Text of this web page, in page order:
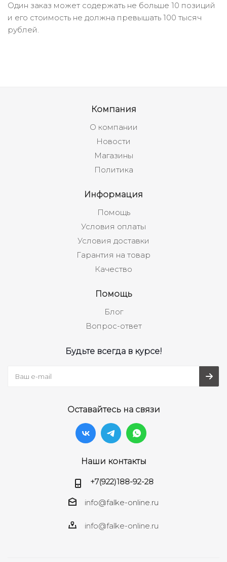
Один заказ может содержать не больше 10 позиций
и его стоимость не должна превышать 100 тысяч
рублей.
Компания
О компании
Новости
Магазины
Политика
Информация
Помощь
Условия оплаты
Условия доставки
Гарантия на товар
Качество
Помощь
Блог
Вопрос-ответ
Будьте всегда в курсе!
Оставайтесь на связи
Наши контакты
+7(922)188-92-28
info@falke-online.ru
info@falke-online.ru